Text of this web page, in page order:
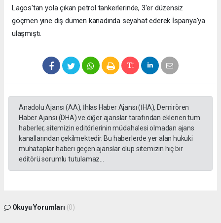
Lagos'tan yola çıkan petrol tankerlerinde, 3'er düzensiz
göçmen yine dış dümen kanadında seyahat ederek İspanya'ya
ulaşmıştı.
Anadolu Ajansı (AA), İhlas Haber Ajansı (İHA), Demirören
Haber Ajansı (DHA) ve diğer ajanslar tarafından eklenen tüm
haberler, sitemizin editörlerinin müdahalesi olmadan ajans
kanallarından çekilmektedir. Bu haberlerde yer alan hukuki
muhataplar haberi geçen ajanslar olup sitemizin hiç bir
editörü sorumlu tutulamaz...
Okuyu Yorumları (0)